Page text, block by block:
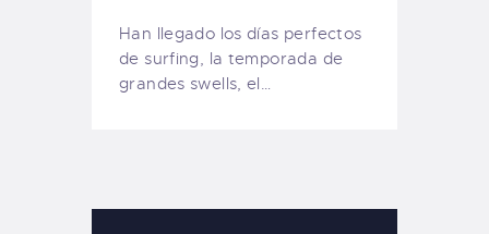
Han llegado los días perfectos
de surfing, la temporada de
grandes swells, el…